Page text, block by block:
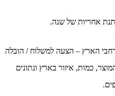
אחריות של שנה.
הארץ – הצעה למשלוח / הובלה
כמות, איזור בארץ ונתונים